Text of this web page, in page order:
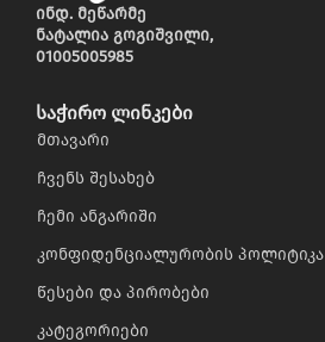
ინდ. მეწარმე
ნატალია გოგიშვილი,
01005005985
საჭირო ლინკები
მთავარი
ჩვენს შესახებ
ჩემი ანგარიში
კონფიდენციალურობის პოლიტიკა
წესები და პირობები
კატეგორიები